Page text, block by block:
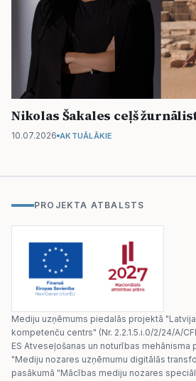
Nikolas Šakales ceļš
10.07.2026 AKTUĀLĀKIE
PROJEKTA ATBALSTS
Mediju uzņēmums piedalās projektā
kompetenču centrs" (Nr. 2.2.1.5.i.0/2/24/A/
ES Atveseļošanas un noturības mehānisma
"Mediju nozares uzņēmumu digitālās
pasākumā "Mācības mediju nozares